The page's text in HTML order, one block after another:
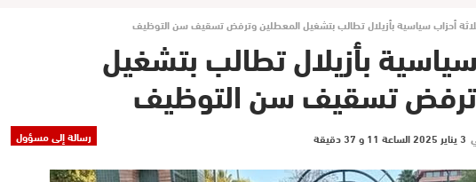
أحزاب سياسية بأزيلال تطالب بتشغيل المعطلين وترفض تسقيف سن التوظيف
بأزيلال تطالب بتشغيل
تسقيف سن التوظيف
رسالة إلى مسؤول 3 يناير 2025 الساعة 11 و 37 دقيقة